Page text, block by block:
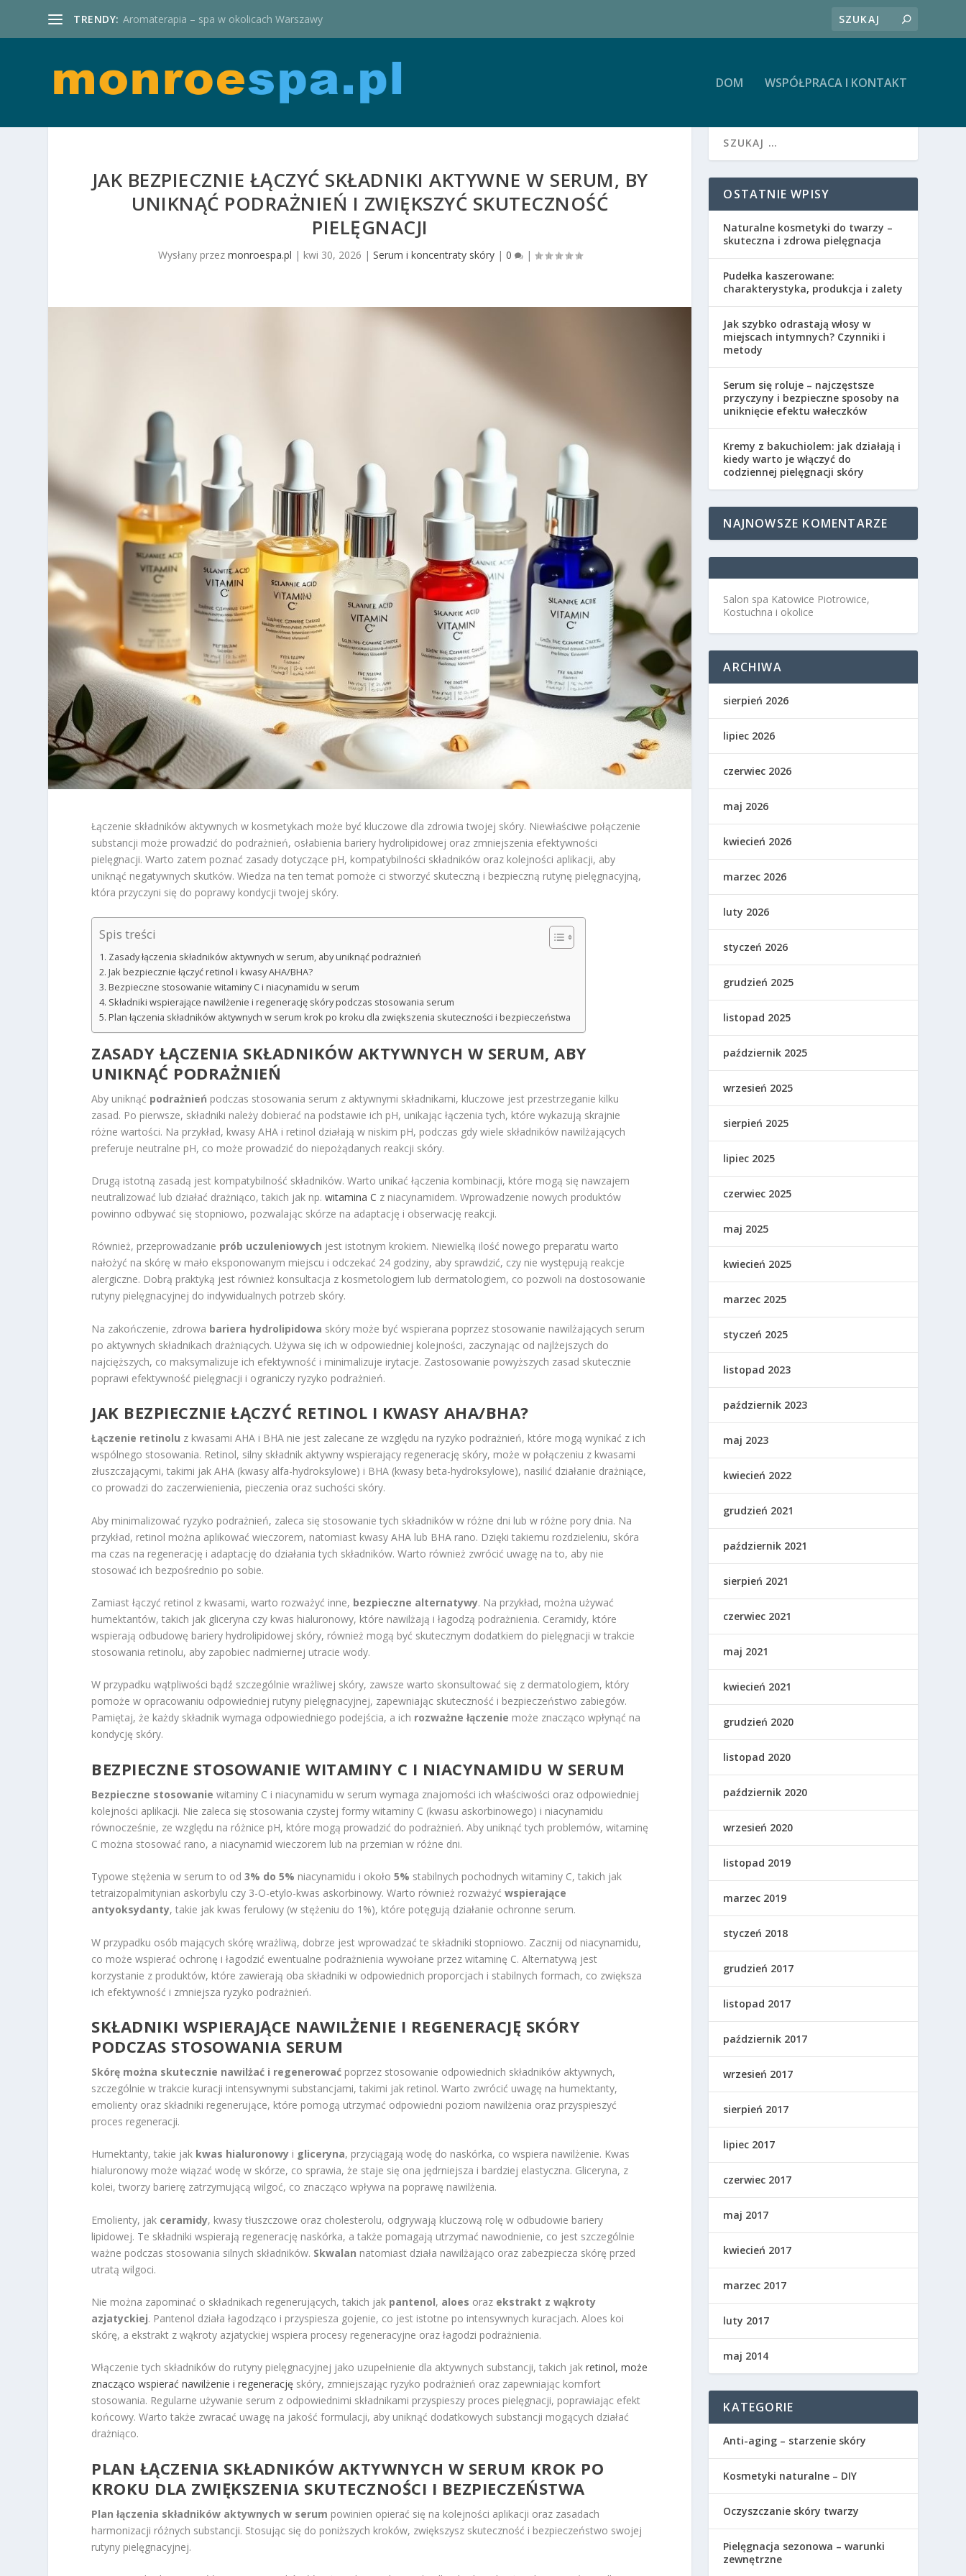
TRENDY: Aromaterapia – spa w okolicach Warszawy
DOM WSPÓŁPRACA I KONTAKT
JAK BEZPIECZNIE ŁĄCZYĆ SKŁADNIKI AKTYWNE W SERUM, BY
UNIKNĄĆ PODRAŻNIEŃ I ZWIĘKSZYĆ SKUTECZNOŚĆ
PIELĘGNACJI
Wysłany przez monroespa.pl | kwi 30, 2026 | Serum i koncentraty skóry| 0 |
Łączenie składników aktywnych w kosmetykach może być kluczowe dla zdrowia twojej skóry. Niewłaściwe połączenie
substancji może prowadzić do podrażnień, osłabienia bariery hydrolipidowej oraz zmniejszenia efektywności
pielęgnacji. Warto zatem poznać zasady dotyczące pH, kompatybilności składników oraz kolejności aplikacji, aby
uniknąć negatywnych skutków. Wiedza na ten temat pomoże ci stworzyć skuteczną i bezpieczną rutynę pielęgnacyjną,
która przyczyni się do poprawy kondycji twojej skóry.
Spis treści
Zasady łączenia składników aktywnych w serum, aby uniknąć podrażnień
Jak bezpiecznie łączyć retinol i kwasy AHA/BHA?
Bezpieczne stosowanie witaminy C i niacynamidu w serum
Składniki wspierające nawilżenie i regenerację skóry podczas stosowania serum
Plan łączenia składników aktywnych w serum krok po kroku dla zwiększenia skuteczności i bezpieczeństwa
ZASADY ŁĄCZENIA SKŁADNIKÓW AKTYWNYCH W SERUM, ABY
UNIKNĄĆ PODRAŻNIEŃ
Aby uniknąć podrażnień podczas stosowania serum z aktywnymi składnikami, kluczowe jest przestrzeganie kilku
zasad. Po pierwsze, składniki należy dobierać na podstawie ich pH, unikając łączenia tych, które wykazują skrajnie
różne wartości. Na przykład, kwasy AHA i retinol działają w niskim pH, podczas gdy wiele składników nawilżających
preferuje neutralne pH, co może prowadzić do niepożądanych reakcji skóry.
Drugą istotną zasadą jest kompatybilność składników. Warto unikać łączenia kombinacji, które mogą się nawzajem
neutralizować lub działać drażniąco, takich jak np.witamina C z niacynamidem. Wprowadzenie nowych produktów
powinno odbywać się stopniowo, pozwalając skórze na adaptację i obserwację reakcji.
Również, przeprowadzanie prób uczuleniowych jest istotnym krokiem. Niewielką ilość nowego preparatu warto
nałożyć na skórę w mało eksponowanym miejscu i odczekać 24 godziny, aby sprawdzić, czy nie występują reakcje
alergiczne. Dobrą praktyką jest również konsultacja z kosmetologiem lub dermatologiem, co pozwoli na dostosowanie
rutyny pielęgnacyjnej do indywidualnych potrzeb skóry.
Na zakończenie, zdrowa bariera hydrolipidowa skóry może być wspierana poprzez stosowanie nawilżających serum
po aktywnych składnikach drażniących. Używa się ich w odpowiedniej kolejności, zaczynając od najlżejszych do
najcięższych, co maksymalizuje ich efektywność i minimalizuje irytacje. Zastosowanie powyższych zasad skutecznie
poprawi efektywność pielęgnacji i ograniczy ryzyko podrażnień.
JAK BEZPIECZNIE ŁĄCZYĆ RETINOL I KWASY AHA/BHA?
Łączenie retinolu z kwasami AHA i BHA nie jest zalecane ze względu na ryzyko podrażnień, które mogą wynikać z ich
wspólnego stosowania. Retinol, silny składnik aktywny wspierający regenerację skóry, może w połączeniu z kwasami
złuszczającymi, takimi jak AHA (kwasy alfa-hydroksylowe) i BHA (kwasy beta-hydroksylowe), nasilić działanie drażniące,
co prowadzi do zaczerwienienia, pieczenia oraz suchości skóry.
Aby minimalizować ryzyko podrażnień, zaleca się stosowanie tych składników w różne dni lub w różne pory dnia. Na
przykład, retinol można aplikować wieczorem, natomiast kwasy AHA lub BHA rano. Dzięki takiemu rozdzieleniu, skóra
ma czas na regenerację i adaptację do działania tych składników. Warto również zwrócić uwagę na to, aby nie
stosować ich bezpośrednio po sobie.
Zamiast łączyć retinol z kwasami, warto rozważyć inne, bezpieczne alternatywy. Na przykład, można używać
humektantów, takich jak gliceryna czy kwas hialuronowy, które nawilżają i łagodzą podrażnienia. Ceramidy, które
wspierają odbudowę bariery hydrolipidowej skóry, również mogą być skutecznym dodatkiem do pielęgnacji w trakcie
stosowania retinolu, aby zapobiec nadmiernej utracie wody.
W przypadku wątpliwości bądź szczególnie wrażliwej skóry, zawsze warto skonsultować się z dermatologiem, który
pomoże w opracowaniu odpowiedniej rutyny pielęgnacyjnej, zapewniając skuteczność i bezpieczeństwo zabiegów.
Pamiętaj, że każdy składnik wymaga odpowiedniego podejścia, a ich rozważne łączenie może znacząco wpłynąć na
kondycję skóry.
BEZPIECZNE STOSOWANIE WITAMINY C I NIACYNAMIDU W SERUM
Bezpieczne stosowanie witaminy C i niacynamidu w serum wymaga znajomości ich właściwości oraz odpowiedniej
kolejności aplikacji. Nie zaleca się stosowania czystej formy witaminy C (kwasu askorbinowego) i niacynamidu
równocześnie, ze względu na różnice pH, które mogą prowadzić do podrażnień. Aby uniknąć tych problemów, witaminę
C można stosować rano, a niacynamid wieczorem lub na przemian w różne dni.
Typowe stężenia w serum to od3% do 5% niacynamidu i około5% stabilnych pochodnych witaminy C, takich jak
tetraizopalmitynian askorbylu czy 3-O-etylo-kwas askorbinowy. Warto również rozważyćwspierające
antyoksydanty, takie jak kwas ferulowy (w stężeniu do 1%), które potęgują działanie ochronne serum.
W przypadku osób mających skórę wrażliwą, dobrze jest wprowadzać te składniki stopniowo. Zacznij od niacynamidu,
co może wspierać ochronę i łagodzić ewentualne podrażnienia wywołane przez witaminę C. Alternatywą jest
korzystanie z produktów, które zawierają oba składniki w odpowiednich proporcjach i stabilnych formach, co zwiększa
ich efektywność i zmniejsza ryzyko podrażnień.
SKŁADNIKI WSPIERAJĄCE NAWILŻENIE I REGENERACJĘ SKÓRY
PODCZAS STOSOWANIA SERUM
Skórę można skutecznie nawilżać i regenerować poprzez stosowanie odpowiednich składników aktywnych,
szczególnie w trakcie kuracji intensywnymi substancjami, takimi jak retinol. Warto zwrócić uwagę na humektanty,
emolienty oraz składniki regenerujące, które pomogą utrzymać odpowiedni poziom nawilżenia oraz przyspieszyć
proces regeneracji.
Humektanty, takie jak kwas hialuronowy i gliceryna, przyciągają wodę do naskórka, co wspiera nawilżenie. Kwas
hialuronowy może wiązać wodę w skórze, co sprawia, że staje się ona jędrniejsza i bardziej elastyczna. Gliceryna, z
kolei, tworzy barierę zatrzymującą wilgoć, co znacząco wpływa na poprawę nawilżenia.
Emolienty, jak ceramidy, kwasy tłuszczowe oraz cholesterolu, odgrywają kluczową rolę w odbudowie bariery
lipidowej. Te składniki wspierają regenerację naskórka, a także pomagają utrzymać nawodnienie, co jest szczególnie
ważne podczas stosowania silnych składników. Skwalan natomiast działa nawilżająco oraz zabezpiecza skórę przed
utratą wilgoci.
Nie można zapominać o składnikach regenerujących, takich jak pantenol, aloes oraz ekstrakt z wąkroty
azjatyckiej. Pantenol działa łagodząco i przyspiesza gojenie, co jest istotne po intensywnych kuracjach. Aloes koi
skórę, a ekstrakt z wąkroty azjatyckiej wspiera procesy regeneracyjne oraz łagodzi podrażnienia.
Włączenie tych składników do rutyny pielęgnacyjnej jako uzupełnienie dla aktywnych substancji, takich jakretinol, może
znacząco wspierać nawilżenie i regenerację skóry, zmniejszając ryzyko podrażnień oraz zapewniając komfort
stosowania. Regularne używanie serum z odpowiednimi składnikami przyspieszy proces pielęgnacji, poprawiając efekt
końcowy. Warto także zwracać uwagę na jakość formulacji, aby uniknąć dodatkowych substancji mogących działać
drażniąco.
PLAN ŁĄCZENIA SKŁADNIKÓW AKTYWNYCH W SERUM KROK PO
KROKU DLA ZWIĘKSZENIA SKUTECZNOŚCI I BEZPIECZEŃSTWA
Plan łączenia składników aktywnych w serum powinien opierać się na kolejności aplikacji oraz zasadach
harmonizacji różnych substancji. Stosując się do poniższych kroków, zwiększysz skuteczność i bezpieczeństwo swojej
rutyny pielęgnacyjnej.
OSTATNIE WPISY
Naturalne kosmetyki do twarzy –
skuteczna i zdrowa pielęgnacja
Pudełka kaszerowane:
charakterystyka, produkcja i zalety
Jak szybko odrastają włosy w
miejscach intymnych? Czynniki i
metody
Serum się roluje – najczęstsze
przyczyny i bezpieczne sposoby na
uniknięcie efektu wałeczków
Kremy z bakuchiolem: jak działają i
kiedy warto je włączyć do
codziennej pielęgnacji skóry
NAJNOWSZE KOMENTARZE
Salon spa Katowice Piotrowice,
Kostuchna i okolice
ARCHIWA
sierpień 2026
lipiec 2026
czerwiec 2026
maj 2026
kwiecień 2026
marzec 2026
luty 2026
styczeń 2026
grudzień 2025
listopad 2025
październik 2025
wrzesień 2025
sierpień 2025
lipiec 2025
czerwiec 2025
maj 2025
kwiecień 2025
marzec 2025
styczeń 2025
listopad 2023
październik 2023
maj 2023
kwiecień 2022
grudzień 2021
październik 2021
sierpień 2021
czerwiec 2021
maj 2021
kwiecień 2021
grudzień 2020
listopad 2020
październik 2020
wrzesień 2020
listopad 2019
marzec 2019
styczeń 2018
grudzień 2017
listopad 2017
październik 2017
wrzesień 2017
sierpień 2017
lipiec 2017
czerwiec 2017
maj 2017
kwiecień 2017
marzec 2017
luty 2017
maj 2014
KATEGORIE
Anti-aging – starzenie skóry
Kosmetyki naturalne – DIY
Oczyszczanie skóry twarzy
Pielęgnacja sezonowa – warunki
zewnętrzne